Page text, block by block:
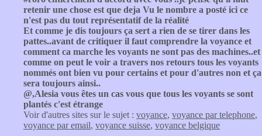
retenir une chose est que deja Vu le nombre a posté ici ce
n'est pas du tout représentatif de la réalité
Et comme je dis toujours ça sert a rien de se tirer dans les
pattes..avant de critiquer il faut comprendre la voyance et
comment ca marche les voyants ne sont pas des machines..et
comme on peut le voir a travers nos retours tous les voyants
nommés ont bien vu pour certains et pour d'autres non et ça
sera toujours ainsi..
@,Alesia vous êtes un cas vous que tous les voyants se sont
plantés c'est étrange
Voir d'autres sites sur le sujet : voyance, voyance par telephone,
voyance par email, voyance suisse, voyance belgique